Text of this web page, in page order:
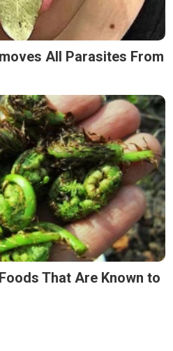
All Parasites From
That Are Known to